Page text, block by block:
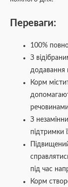
Переваги:
100%
З
додавання
Корм
З
підтримки
під час
Корм